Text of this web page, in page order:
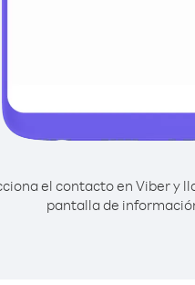
el contacto en Viber y
pantalla de